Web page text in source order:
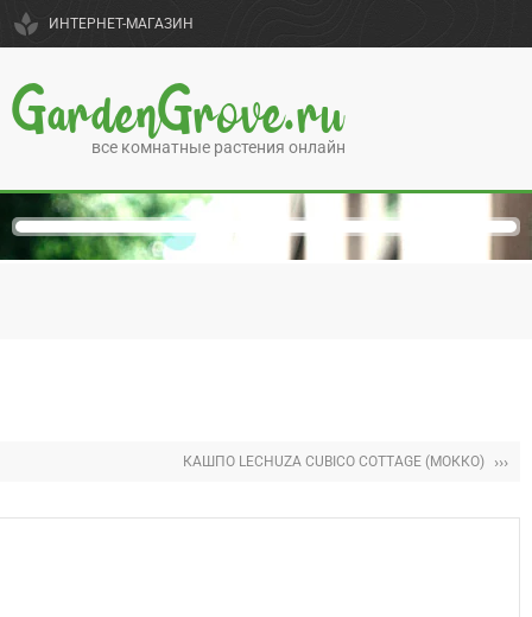
spa ИНТЕРНЕТ-МАГАЗИН
GardenGrove.ru
все комнатные растения онлайн
КАШПО LECHUZA CUBICO COTTAGE (МОККО) ›››